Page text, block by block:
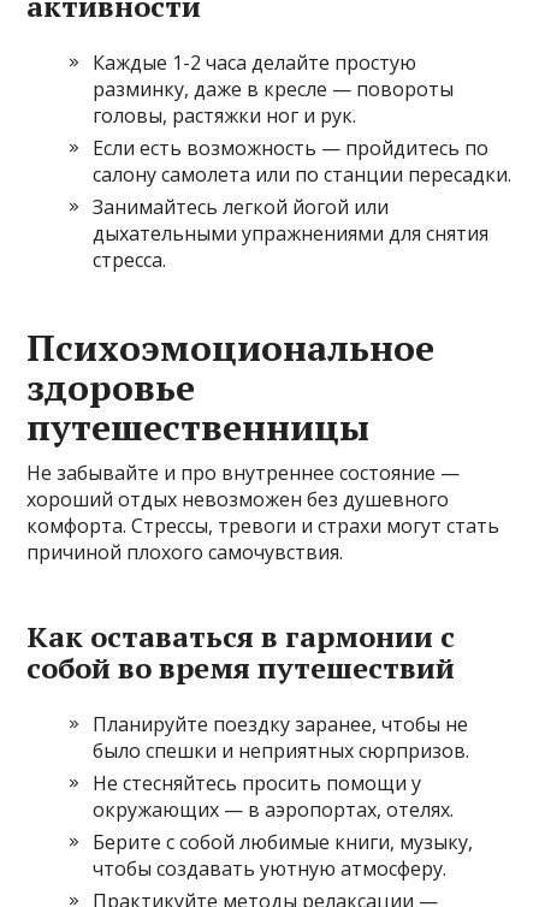
Каждые 1-2 часа делайте простую
разминку, даже в кресле — повороты
головы, растяжки ног и рук.
Если есть возможность — пройдитесь по
салону самолета или по станции пересадки.
Занимайтесь легкой йогой или
дыхательными упражнениями для снятия
стресса.
Психоэмоциональное
здоровье
путешественницы
Не забывайте и про внутреннее состояние —
хороший отдых невозможен без душевного
комфорта. Стрессы, тревоги и страхи могут стать
причиной плохого самочувствия.
Как оставаться в гармонии с
собой во время путешествий
Планируйте поездку заранее, чтобы не
было спешки и неприятных сюрпризов.
Не стесняйтесь просить помощи у
окружающих — в аэропортах, отелях.
Берите с собой любимые книги, музыку,
чтобы создавать уютную атмосферу.
Практикуйте методы релаксации —